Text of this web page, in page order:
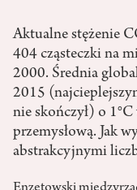
Aktualne stężenie
404 cząsteczki na
2000. Średnia
2015
nie skończył) o
przemysłową. Jak
abstrakcyjnymi